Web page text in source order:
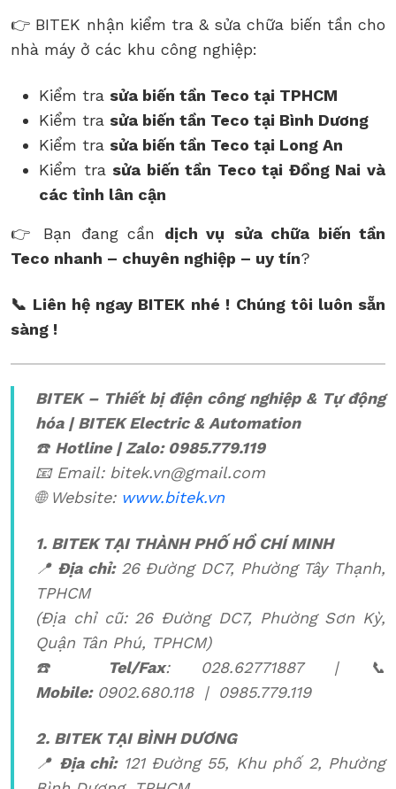
👉 BITEK nhận kiểm tra & sửa chữa biến tần cho
nhà máy ở các khu công nghiệp:
Kiểm tra sửa biến tần Teco tại TPHCM
Kiểm tra sửa biến tần Teco tại Bình Dương
Kiểm tra sửa biến tần Teco tại Long An
Kiểm tra sửa biến tần Teco tại Đồng Nai và
các tỉnh lân cận
👉 Bạn đang cần dịch vụ
sửa chữa biến tần
Teco nhanh – chuyên nghiệp – uy tín?
📞 Liên hệ ngay BITEK nhé ! Chúng tôi luôn sẵn
sàng !
BITEK – Thiết bị điện công nghiệp & Tự động
hóa| BITEK Electric & Automation
☎️ Hotline | Zalo: 0985.779.119
📧 Email: bitek.vn@gmail.com
🌐 Website: www.bitek.vn
1. BITEK TẠI THÀNH PHỐ HỒ CHÍ MINH
📍 Địa chỉ:26 Đường DC7, Phường Tây Thạnh,
TPHCM
(Địa chỉ cũ: 26 Đường DC7, Phường Sơn Kỳ,
Quận Tân Phú, TPHCM)
☎️
Tel/Fax: 028.62771887 | 📞
Mobile:0902.680.118 | 0985.779.119
2. BITEK TẠI BÌNH DƯƠNG
📍 Địa chỉ:121 Đường 55, Khu phố 2, Phường